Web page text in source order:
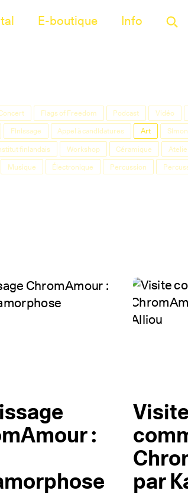
E-boutique Info
Flags of Freedom Podcast Vidéo
Finissage Appel à candidatures Art
finlandais Workshop Céramique
Musique
Électronique Percussion
:
Visite
par